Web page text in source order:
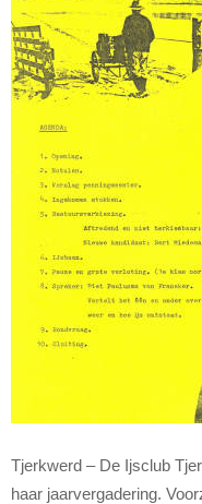
Tjerkwerd – De Ijsclub
haar jaarvergadering.